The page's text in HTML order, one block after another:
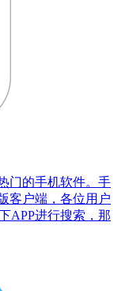
门的手机软件。手
客户端，各位用户
APP进行搜索，那